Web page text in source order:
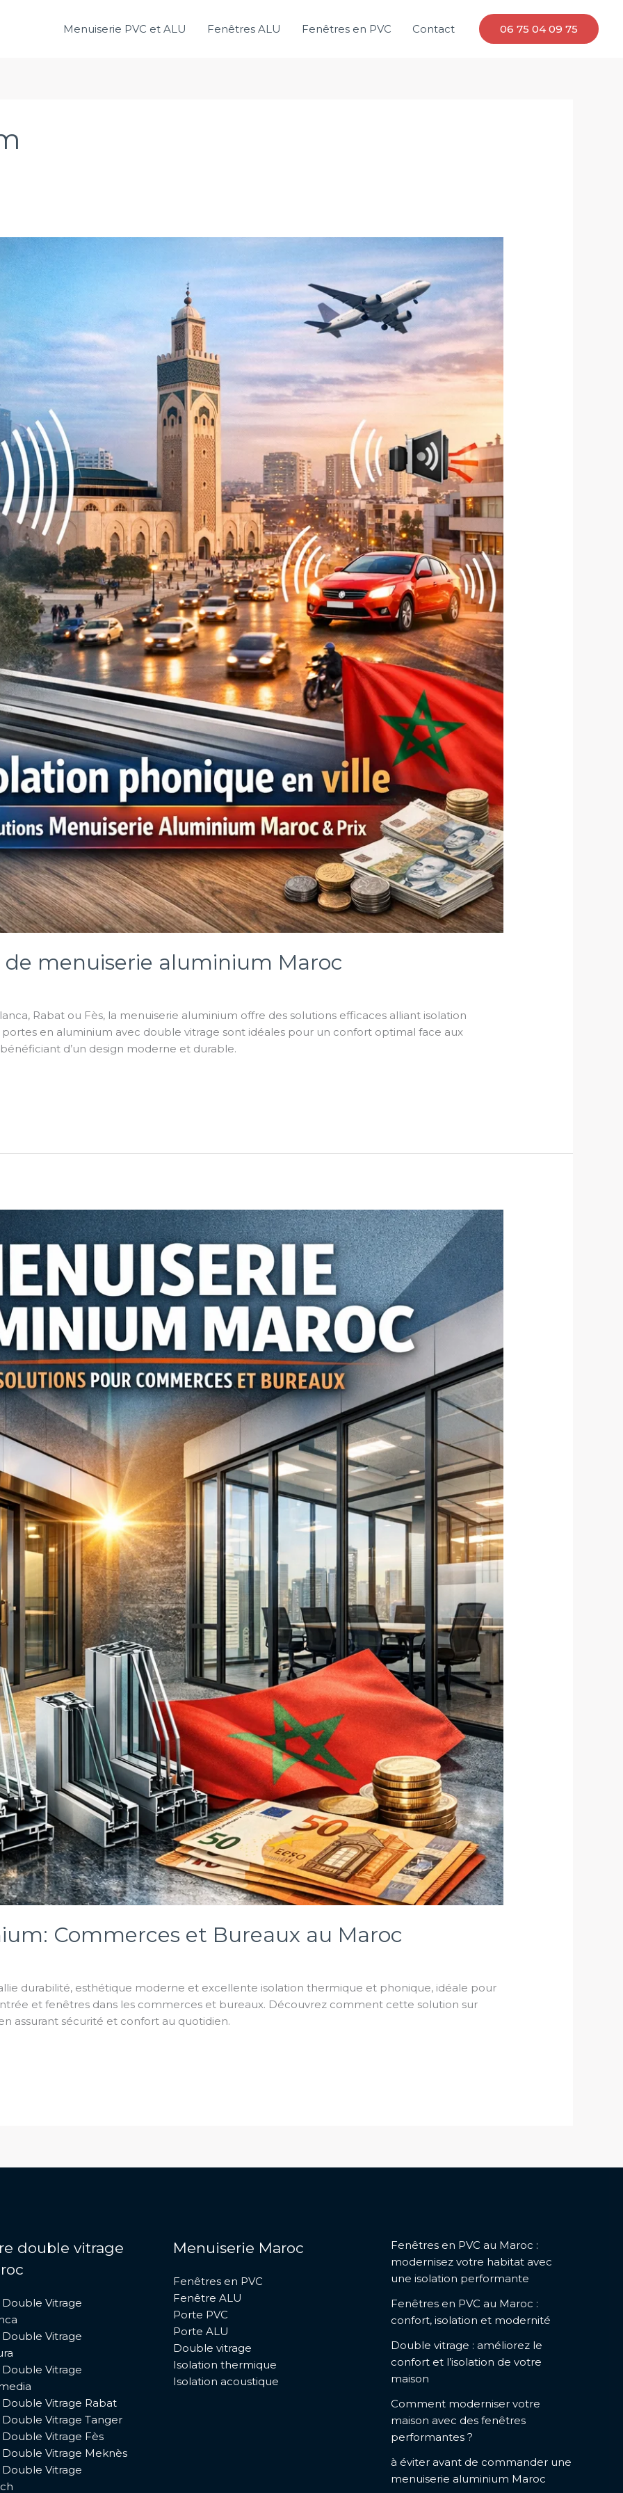
Menuiserie PVC et ALU Fenêtres ALU Fenêtres en PVC Contact 06 75 04 09 75
menuiserie aluminium Maroc
Rabat ou Fès, la menuiserie aluminium offre des solutions efficaces alliant isolation
en aluminium avec double vitrage sont idéales pour un confort optimal face aux
d’un design moderne et durable.
Commerces et Bureaux au Maroc
durabilité, esthétique moderne et excellente isolation thermique et phonique, idéale pour
et fenêtres dans les commerces et bureaux. Découvrez comment cette solution sur
assurant sécurité et confort au quotidien.
double vitrage
Vitrage
Vitrage
Vitrage
Vitrage Rabat
Vitrage Tanger
Vitrage Fès
Vitrage Meknès
Vitrage
Menuiserie Maroc
Fenêtres en PVC
Fenêtre ALU
Porte PVC
Porte ALU
Double vitrage
Isolation thermique
Isolation acoustique
Fenêtres en PVC au Maroc :
modernisez votre habitat avec
une isolation performante
Fenêtres en PVC au Maroc :
confort, isolation et modernité
Double vitrage : améliorez le
confort et l’isolation de votre
maison
Comment moderniser votre
maison avec des fenêtres
performantes ?
à éviter avant de commander une
menuiserie aluminium Maroc